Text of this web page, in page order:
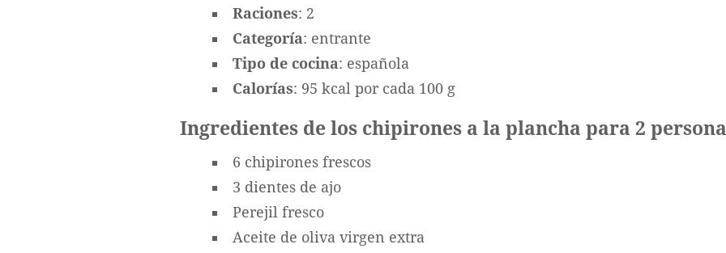
Raciones: 2
Categoría: entrante
Tipo de cocina: española
Calorías: 95 kcal por cada 100 g
Ingredientes de los chipirones a la plancha para 2
6 chipirones frescos
3 dientes de ajo
Perejil fresco
Aceite de oliva virgen extra